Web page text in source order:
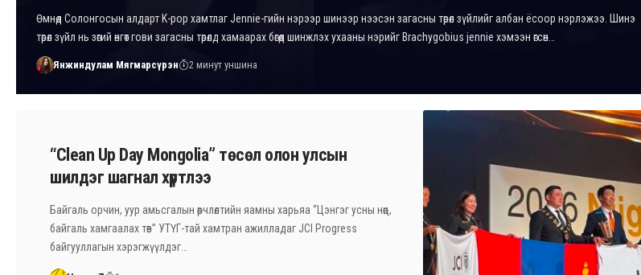
Өмнөд Солонгосын алдарт K-pop хамтлаг Jennie-гийн нэрээр шинээр нээсэн загасны төрөл зүйлийг албан ёсоор нэрлэжээ. Шинэ
төрөл зүйл нь зөгий өнгөт гови загасны төрөлд хамаарах бөгөөд шинжлэх ухааны нэрийг Brachygobius jennie хэмээн өгсөн…
Янжиндулам Мягмарсүрэн 2 минут уншина
“Clean Up Day Mongolia” төсөл олон улсын
шилдэг шагнал хүртлээ
Байгаль орчин, уур амьсгалын өөрчлөлтийн яамны харьяа “Цэнгэг усны нөөц,
байгаль хамгаалах төв” УТҮГ-тай хамтран ажилладаг JCI Progress
байгууллагын хэрэгжүүлдэг…